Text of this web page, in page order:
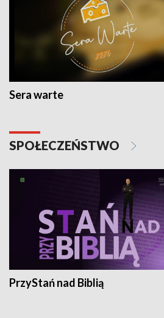
Sera warte
SPOŁECZEŃSTWO
PrzyStań nad Biblią